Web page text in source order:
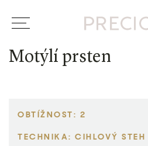
Motýlí prsten
OBTÍŽNOST: 2
TECHNIKA: CIHLOVÝ STEH